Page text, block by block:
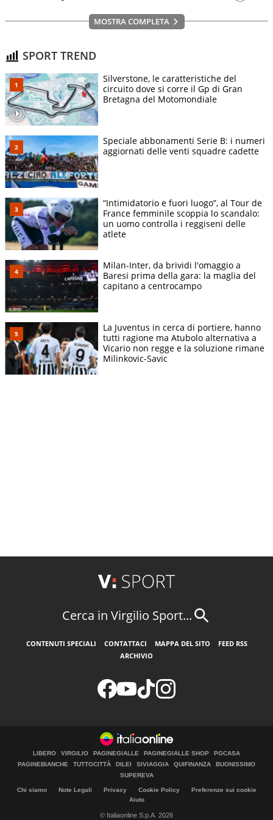
MOSTRA COMPLETA
SPORT TREND
Silverstone, le caratteristiche del
circuito dove si corre il Gp di Gran
Bretagna del Motomondiale
Speciale abbonamenti Serie B: i numeri
aggiornati delle venti squadre cadette
“Intimidatorio e fuori luogo”, al Tour de
France femminile scoppia lo scandalo:
un uomo controlla i reggiseni delle
atlete
Milan-Inter, da brividi l'omaggio a
Baresi prima della gara: la maglia del
capitano a centrocampo
La Juventus in cerca di portiere, hanno
tutti ragione ma Atubolo alternativa a
Vicario non regge e la soluzione rimane
Milinkovic-Savic
Cerca in Virgilio Sport...
CONTENUTI SPECIALI CONTATTACI MAPPA DEL SITO
FEED RSS
ARCHIVIO
LIBERO VIRGILIO PAGINEGIALLE PAGINEGIALLE SHOP
PGCASA
PAGINEBIANCHE
TUTTOCITTÀ DILEI SIVIAGGIA QUIFINANZA
BUONISSIMO
SUPEREVA
Chi siamo Note Legali Privacy Cookie Policy
Preferenze sui cookie
Aiuto
© Italiaonline S.p.A. 2026